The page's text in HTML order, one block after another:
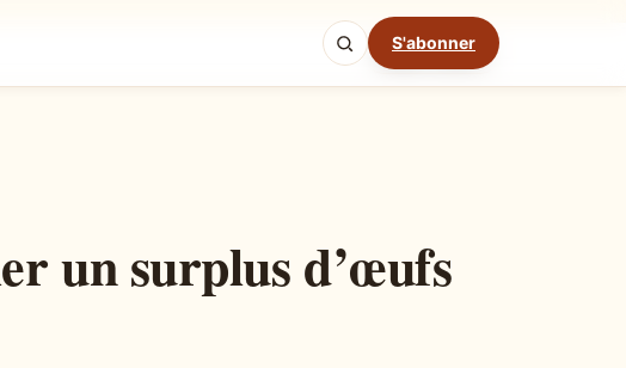
S'abonner
Mode cuisine
un surplus d’œufs